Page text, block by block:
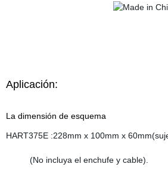
Aplicación:
La dimensión de esquema
HART375E :228mm x 100mm x
(No incluya el enchufe y cable).